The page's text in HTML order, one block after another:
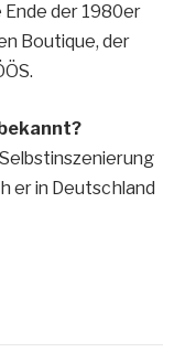
der 1980er
Boutique, der
er in Deutschland